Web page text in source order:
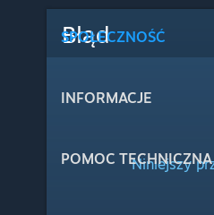
SPOŁECZNOŚĆ
INFORMACJE
POMOC TECHNICZNA
Błąd
Niniejszy